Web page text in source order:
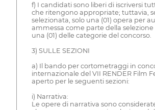
f) I candidati sono liberi di iscriversi
che ritengono appropriate; tuttavia,
selezionata, solo una (01) opera per
ammessa come parte della
una (01) delle categorie del concorso.
3) SULLE SEZIONI
a) Il bando per cortometraggi in
internazionale del VII RENDER Film
aperto per le seguenti sezioni:
i) Narrativa:
Le opere di narrativa sono